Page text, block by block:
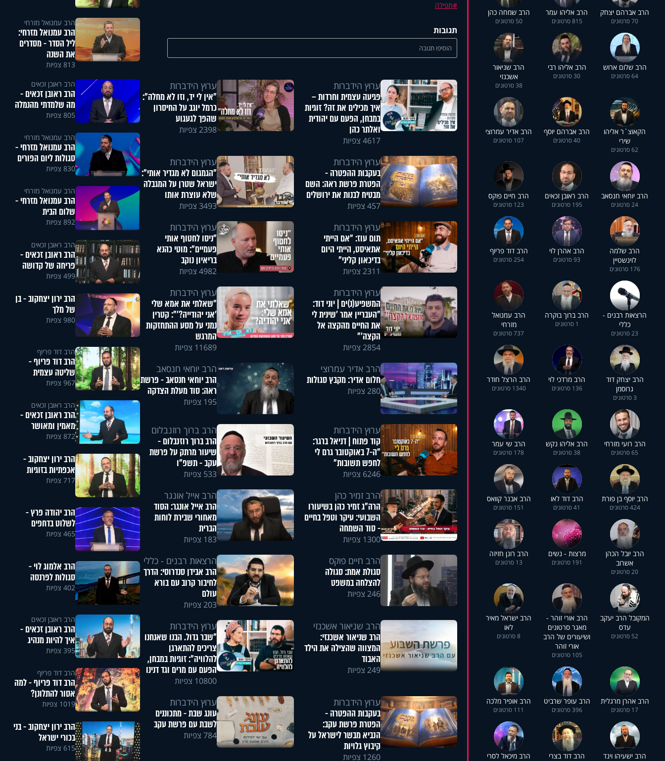
הרב אברהם יצחק
70 סרטונים
הרב אליהו עמר
815 סרטונים
הרב שמחה כהן
50 סרטונים
הרב שלום ארוש
64 סרטונים
הרב אליהו רבי
30 סרטונים
הרב שניאור
אשכנזי
38 סרטונים
הקאוצ`ר אליהו
שירי
62 סרטונים
הרב אברהם יוסף
40 סרטונים
הרב אדיר עמרוצי
107 סרטונים
הרב יוחאי חנסאב
24 סרטונים
הרב ראובן זכאים
195 סרטונים
הרב חיים פוקס
123 סרטונים
הרב שלמה
לוינשטיין
176 סרטונים
הרב אהרן לוי
93 סרטונים
הרב דוד פריוף
254 סרטונים
הרצאות רבנים -
כללי
23 סרטונים
הרב ברוך בוקרה
1 סרטונים
הרב עמנואל
מזרחי
737 סרטונים
הרב יצחק דוד
גרוסמן
3 סרטונים
הרב מרדכי לוי
136 סרטונים
הרב הרצל חודר
1340 סרטונים
הרב רועי מזרחי
65 סרטונים
הרב אליהו נקש
38 סרטונים
הרב שי עמר
178 סרטונים
הרב יוסף בן פורת
424 סרטונים
הרב דוד לאו
41 סרטונים
הרב אבנר קוואס
151 סרטונים
הרב יובל הכהן
אשרוב
20 סרטונים
מרצות - נשים
191 סרטונים
הרב רונן חזיזה
13 סרטונים
המקובל הרב יעקב
עדס
52 סרטונים
הרב אורי זוהר -
מאגר סרטונים
ושיעורים של הרב
אורי זוהר
105 סרטונים
הרב ישראל מאיר
לאו
8 סרטונים
הרב אהרן מרגלית
17 סרטונים
הרב עופר שרביט
396 סרטונים
הרב אופיר מלכה
111 סרטונים
הרב ישעיהו וינד הרב דוד בצרי הרב מיכאל לסרי
תפילה
תגובות
הוסיפו תגובה
ערוץ הידברות
פגיעה עצמית וחרדות –
איך מכילים את זה? זוגיות
במבחן, הפעם עם יהודית
ואלתר כהן
4617 צפיות
ערוץ הידברות
"אין לי יד, וזו לא מחלה":
כרמל יוגב על החיסרון
שהפך לגעגוע
2398 צפיות
ערוץ הידברות
בעקבות ההפטרה -
הפטרת פרשת ראה: השם
מבטיח לבנות את ירושלים
457 צפיות
ערוץ הידברות
"הגמגום לא מגדיר אותי":
ישראל שטרן על המגבלה
שלא עוצרת אותו
3493 צפיות
ערוץ הידברות
תום עוז: "אם הייתי
אתאיסט, הייתי היום
בדיכאון קליני"
2311 צפיות
ערוץ הידברות
"ניסו לחטוף אותי
פעמיים": מוטי כהנא
בריאיון נוקב
4982 צפיות
ערוץ הידברות
המשפיע(נ)ים | יוני דוד:
"העבריין אמר 'שינית לי
את החיים מהקצה אל
הקצה'"
2854 צפיות
ערוץ הידברות
"שאלתי את אמא שלי
'אני יהודייה?'": קטרין
נמני על מסע ההתחזקות
המרגש
11689 צפיות
הרב אדיר עמרוצי
חלום אדיר: מקבץ סגולות
280 צפיות
הרב יוחאי חנסאב
הרב יוחאי חנסאב - פרשת
ראה: סוד מעלת הצדקה
195 צפיות
ערוץ הידברות
קוד פתוח | דניאל ברגר:
"ה-7 באוקטובר גרם לי
לחפש תשובות"
6246 צפיות
הרב ברוך רוזנבלום
הרב ברוך רוזנבלום -
שיעור מרתק על פרשת
עקב - תשפ"ו
533 צפיות
הרב זמיר כהן
הרה"ג זמיר כהן בשיעורו
השבועי: עיקר וטפל בחיים
- סוד השמחה
1300 צפיות
הרב אייל אונגר
הרב אייל אונגר: הסוד
מאחורי שבירת לוחות
הברית
183 צפיות
הרב חיים פוקס
סגולת אמת: סגולה
להצלחה במשפט
246 צפיות
הרצאות רבנים - כללי
הרב אבידן סנדרוסי: הדרך
לחיבור קרוב עם בורא
עולם
203 צפיות
הרב שניאור אשכנזי
הרב שניאור אשכנזי:
המצווה שהצילה את הילד
האבוד
249 צפיות
ערוץ הידברות
"שבר גדול. הבנו שאנחנו
צריכים להתארגן
להלוויה": זוגיות במבחן,
הפעם עם מרים וגד דנינו
10800 צפיות
ערוץ הידברות
בעקבות ההפטרה -
הפטרת פרשת עקב:
הנביא מבשר לישראל על
קיבוץ גלויות
1260 צפיות
ערוץ הידברות
עונג שבת - מתכוננים
לשבת עם פרשת עקב
784 צפיות
הרב עמנואל מזרחי
הרב עמנואל מזרחי:
ליל הסדר - מסדרים
את השנה
813 צפיות
הרב ראובן זכאים
הרב ראובן זכאים -
מה שלמדתי מהנמלה
805 צפיות
הרב עמנואל מזרחי
הרב עמנואל מזרחי -
סגולות ליום הפורים
830 צפיות
הרב עמנואל מזרחי
הרב עמנואל מזרחי -
שלום הבית
892 צפיות
הרב ראובן זכאים
הרב ראובן זכאים -
פריחה של קדושה
499 צפיות
הרב ירון יצחקוב - בן
של מלך
980 צפיות
הרב דוד פריוף
הרב דוד פריוף -
שליטה עצמית
967 צפיות
הרב ראובן זכאים
הרב ראובן זכאים -
מאמין ומאושר
872 צפיות
הרב ירון יצחקוב -
אכפתיות בזוגיות
717 צפיות
הרב יהודה פרץ -
לשלוט בדחפים
465 צפיות
הרב אלמוג לוי -
סגולות לפרנסה
402 צפיות
הרב ראובן זכאים
הרב ראובן זכאים -
איך להיות מנהיג
395 צפיות
הרב דוד פריוף
הרב דוד פריוף - למה
אסור להתלונן?
1019 צפיות
הרב ירון יצחקוב - בני
בכורי ישראל
615 צפיות